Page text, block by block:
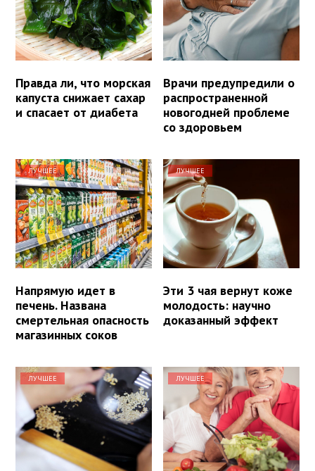
Правда ли, что морская
капуста снижает сахар
и спасает от диабета
Врачи предупредили о
распространенной
новогодней проблеме
со здоровьем
ЛУЧШЕЕ
Напрямую идет в
печень. Названа
смертельная опасность
магазинных соков
ЛУЧШЕЕ
Эти 3 чая вернут коже
молодость: научно
доказанный эффект
ЛУЧШЕЕ ЛУЧШЕЕ